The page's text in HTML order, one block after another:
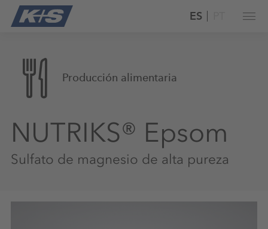
ES
NUTRIKS® Epsom
Sulfato de magnesio de alta pureza
Producción alimentaria